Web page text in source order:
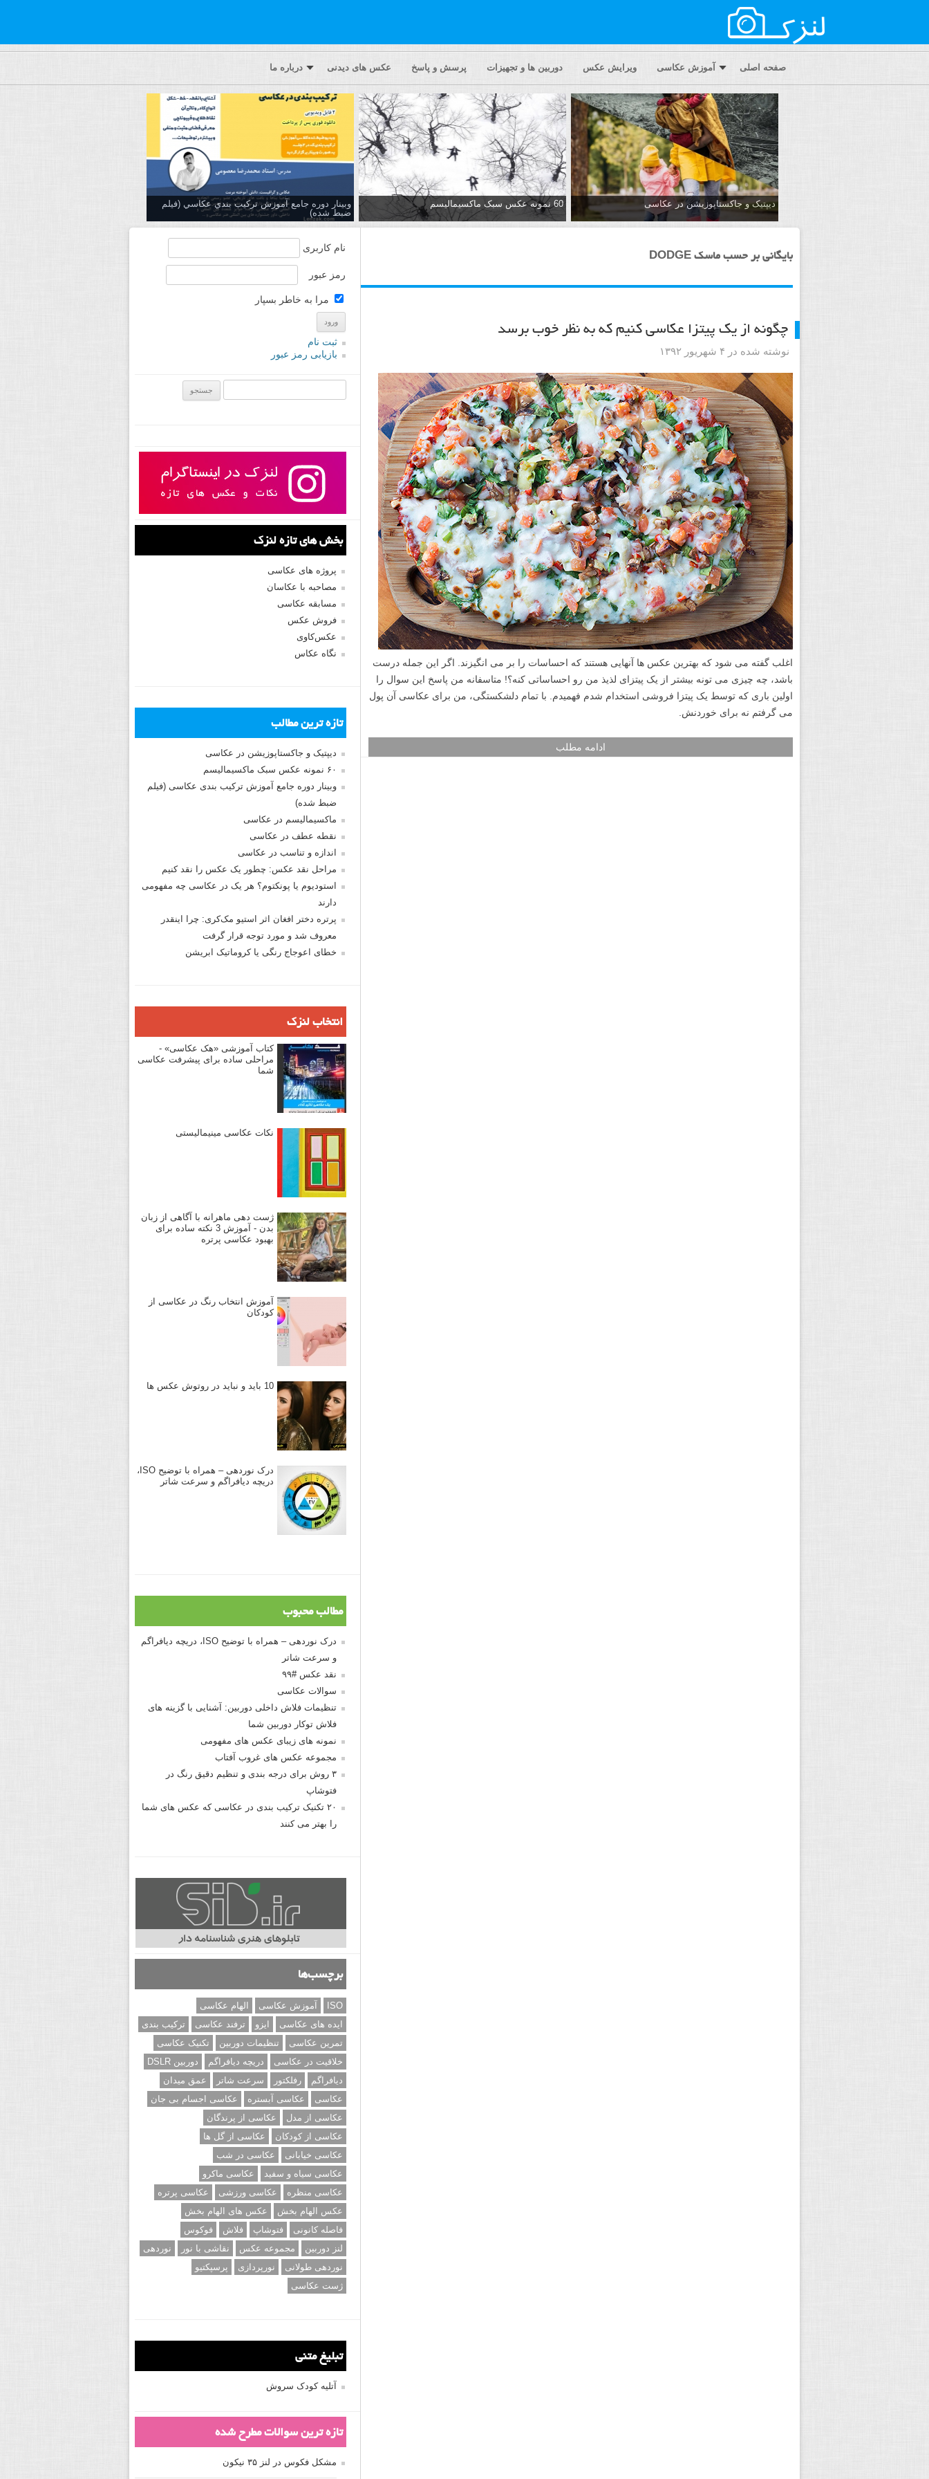
صفحه اصلی آموزش عکاسی ویرایش عکس دوربین ها و تجهیزات پرسش و پاسخ عکس های دیدنی درباره ما
دیپتیک و جاکستا‌پوزیشن در عکاسی 60 نمونه عکس سبک ماکسیمالیسم
وبینار دوره جامع آموزش تركيب بندي عكاسي (فیلم
ضبط شده)
بایگانی بر حسب ماسک DODGE
چگونه از یک پیتزا عکاسی کنیم که به نظر خوب برسد
نوشته شده در ۴ شهریور ۱۳۹۲
اغلب گفته می شود که بهترین عکس ها آنهایی هستند که احساسات را بر می انگیزند. اگر این جمله درست
باشد، چه چیزی می تونه بیشتر از یک پیتزای لذیذ من رو احساساتی کنه؟! متاسفانه من پاسخ این سوال را
اولین باری که توسط یک پیتزا فروشی استخدام شدم فهمیدم. با تمام دلشکستگی، من برای عکاسی آن پول
می گرفتم نه برای خوردنش.
ادامه مطلب
نام کاربری
رمز عبور
مرا به خاطر بسپار
ثبت نام
بازیابی رمز عبور
بخش های تازه لنزک
پروژه های عکاسی
مصاحبه با عکاسان
مسابقه عکاسی
فروش عکس
عکس‌کاوی
نگاه عکاس
تازه ترین مطالب
دیپتیک و جاکستا‌پوزیشن در عکاسی
۶۰ نمونه عکس سبک ماکسیمالیسم
وبینار دوره جامع آموزش ترکیب بندی عکاسی (فیلم
ضبط شده)
ماکسیمالیسم در عکاسی
نقطه عطف در عکاسی
اندازه و تناسب در عکاسی
مراحل نقد عکس: چطور یک عکس را نقد کنیم
استودیوم یا پونکتوم؟ هر یک در عکاسی چه مفهومی
دارند
پرتره دختر افغان اثر استیو مک‌کری: چرا اینقدر
معروف شد و مورد توجه قرار گرفت
خطای اعوجاج رنگی یا کروماتیک ابریشن
انتخاب لنزک
کتاب آموزشی «هک عکاسی» -
مراحلی ساده برای پیشرفت عکاسی
شما
نکات عکاسی مینیمالیستی
ژست دهی ماهرانه با آگاهی از زبان
بدن - آموزش 3 نکته ساده برای
بهبود عکاسی پرتره
آموزش انتخاب رنگ در عکاسی از
کودکان
10 باید و نباید در روتوش عکس ها
درک نوردهی – همراه با توضیح ISO،
دریچه دیافراگم و سرعت شاتر
مطالب محبوب
درک نوردهی – همراه با توضیح ISO، دریچه دیافراگم
و سرعت شاتر
نقد عکس #۹۹
سوالات عکاسی
تنظیمات فلاش داخلی دوربین: آشنایی با گزینه های
فلاش توکار دوربین شما
نمونه های زیبای عکس های مفهومی
مجموعه عکس های غروب آفتاب
۳ روش برای درجه بندی و تنظیم دقیق رنگ در
فتوشاپ
۲۰ تکنیک ترکیب بندی در عکاسی که عکس های شما
را بهتر می کنند
برچسب‌ها
ISO آموزش عکاسی
الهام عکاسی
ایده های عکاسی
ایزو ترفند عکاسی
ترکیب بندی
تمرین عکاسی
تنظیمات دوربین
تکنیک عکاسی
خلاقیت در عکاسی
دریچه دیافراگم
دوربین DSLR
دیافراگم
رفلکتور سرعت شاتر
عمق میدان
عکاسی
عکاسی آبستره
عکاسی اجسام بی جان
عکاسی از مدل
عکاسی از پرندگان
عکاسی از کودکان
عکاسی از گل ها
عکاسی خیابانی
عکاسی در شب
عکاسی سیاه و سفید
عکاسی ماکرو
عکاسی منظره
عکاسی ورزشی
عکاسی پرتره
عکس الهام بخش
عکس های الهام بخش
فاصله کانونی
فتوشاپ فلاش
فوکوس
لنز دوربین
مجموعه عکس نقاشی با نور
نوردهی
نوردهی طولانی
نورپردازی
پرسپکتیو
ژست عکاسی
تبلیغ متنی
آتلیه کودک سروش
تازه ترین سوالات مطرح شده
مشکل فکوس در لنز ۳۵ نیکون